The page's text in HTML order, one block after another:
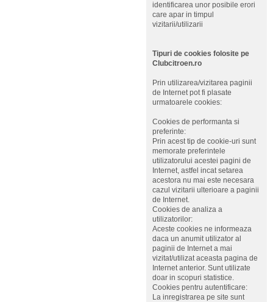
identificarea unor posibile erori
care apar in timpul
vizitarii/utilizarii
Tipuri de cookies folosite pe
Clubcitroen.ro
Prin utilizarea/vizitarea paginii
de Internet pot fi plasate
urmatoarele cookies:
Cookies de performanta si
preferinte:
Prin acest tip de cookie-uri sunt
memorate preferintele
utilizatorului acestei pagini de
Internet, astfel incat setarea
acestora nu mai este necesara
cazul vizitarii ulterioare a paginii
de Internet.
Cookies de analiza a
utilizatorilor:
Aceste cookies ne informeaza
daca un anumit utilizator al
paginii de Internet a mai
vizitat/utilizat aceasta pagina de
Internet anterior. Sunt utilizate
doar in scopuri statistice.
Cookies pentru autentificare:
La inregistrarea pe site sunt